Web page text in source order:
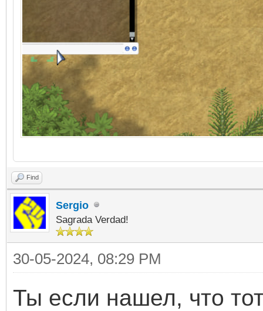
Find
Sergio
Sagrada Verdad!
30-05-2024, 08:29 PM
Ты если нашел, что